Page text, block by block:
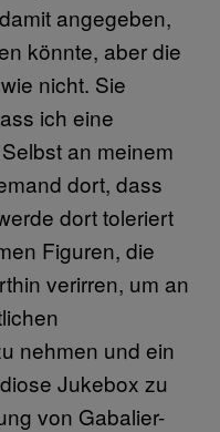
angegeben,
könnte, aber die
nicht. Sie
ich eine
an meinem
dort, dass
dort toleriert
Figuren, die
verirren, um an
nehmen und ein
Jukebox zu
von Gabalier-